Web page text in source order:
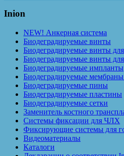
Inion
NEW! Анкерная система
Биодеградируемые винты
Биодеградируемые винты
Биодеградируемые винты
Биодеградируемые импланты
Биодеградируемые мембраны
Биодеградируемые пины
Биодеградируемые пластины
Биодеградируемые сетки
Заменитель костного
Системы фиксации для ЧЛХ
Фиксирующие системы для
Видеоматериалы
Каталоги